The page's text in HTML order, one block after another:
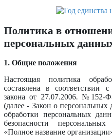
Политика в
персональных
1. Общие положения
Настоящая политика
составлена в соответствии
закона от 27.07.2006. №152-
(далее - Закон о
обработки персональных
безопасности
«Полное название